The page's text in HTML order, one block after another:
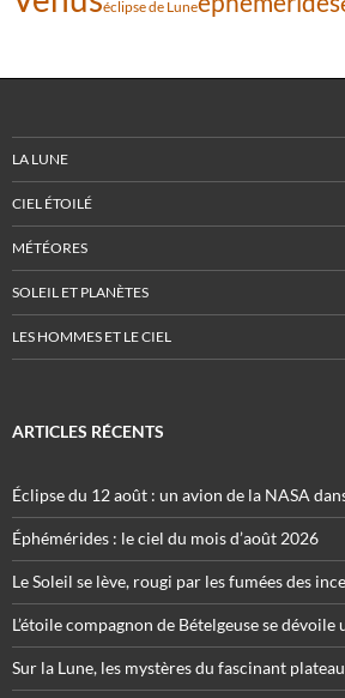
éclipse de Lune
LA LUNE
CIEL ÉTOILÉ
MÉTÉORES
SOLEIL ET PLANÈTES
LES HOMMES ET LE CIEL
ARTICLES RÉCENTS
Éclipse du 12 août : un avion de la NASA
Éphémérides : le ciel du mois d’août 2026
Le Soleil se lève, rougi par les fumées des
L’étoile compagnon de Bételgeuse se dévoile
Sur la Lune, les mystères du fascinant